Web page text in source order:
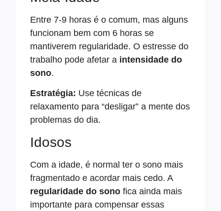
Entre 7-9 horas é o comum, mas alguns
funcionam bem com 6 horas se
mantiverem regularidade. O estresse do
trabalho pode afetar a intensidade do
sono.
Estratégia: Use técnicas de
relaxamento para “desligar” a mente dos
problemas do dia.
Idosos
Com a idade, é normal ter o sono mais
fragmentado e acordar mais cedo. A
regularidade do sono fica ainda mais
importante para compensar essas